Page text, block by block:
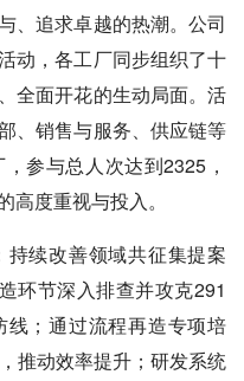
、追求卓越的热潮。公司
动，各工厂同步组织了十
全面开花的生动局面。活
、销售与服务、供应链等
参与总人次达到2325，
度重视与投入。
续改善领域共征集提案
环节深入排查并攻克291
；通过流程再造专项培
推动效率提升；研发系统